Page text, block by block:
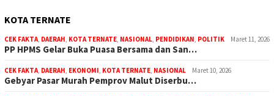
KOTA TERNATE
CEK FAKTA, DAERAH, KOTA TERNATE, NASIONAL, PENDIDIKAN, POLITIK Maret 11, 2026
PP HPMS Gelar Buka Puasa Bersama dan San…
CEK FAKTA, DAERAH, EKONOMI, KOTA TERNATE, NASIONAL Maret 10, 2026
Gebyar Pasar Murah Pemprov Malut Diserbu…